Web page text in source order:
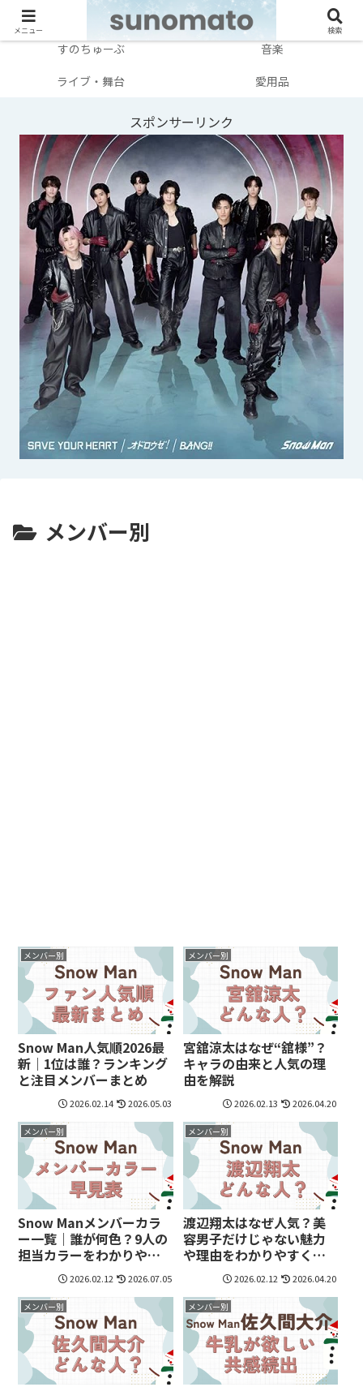
メンバー別
テレビ・映画
すのちゅーぶ
音楽
ライブ・舞台
愛用品
スポンサーリンク
メンバー別
メンバー別
Snow Man人気順2026最
新｜1位は誰？ランキング
と注目メンバーまとめ
2026.02.14 2026.05.03
メンバー別
宮舘涼太はなぜ“舘様”？
キャラの由来と人気の理
由を解説
2026.02.13 2026.04.20
メンバー別
Snow Manメンバーカラ
ー一覧｜誰が何色？9人の
担当カラーをわかりやす
く紹介【2026年最新】
2026.02.12 2026.07.05
メンバー別
渡辺翔太はなぜ人気？美
容男子だけじゃない魅力
や理由をわかりやすく解
2026.02.12 2026.04.20
メンバー別 メンバー別
メニュー 検索